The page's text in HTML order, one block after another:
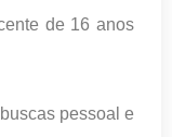
de 16 anos
pessoal e